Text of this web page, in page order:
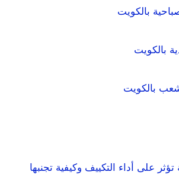
بالكويت
بالكويت
بالكويت
تؤثر على أداء التكييف وكيفية تجنبها